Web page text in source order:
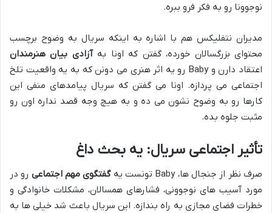
نوجوونا رو به فکر فرو ببره.
مدیران نتفلیکس هم با اشاره به اینکه سریال به وضوح برچسب
محتوای بزرگسالان خورده، گفتن که اونا بهآزادی بیان هنرمندان
اعتقاد دارن و Baby رو یه اثر هنری می دونن که به یه واقعیت تلخ
اجتماعی می پردازه. اونا می گفتن که سریال پیامدهای منفی این
کارها رو به وضوح نشون می ده و به هیچ وجه قصد نداره اون رو
مثبت جلوه بده.
تأثیر اجتماعی سریال: یه بحث داغ
صرف نظر از جنجال ها، Baby تونست یه گفتگوی مهم اجتماعی رو در
مورد آسیب های نوجوونی، فشارهای همسالان، مشکلات خانوادگی و
خطرات فضای مجازی به راه بندازه. این سریال باعث شد خیلی ها به